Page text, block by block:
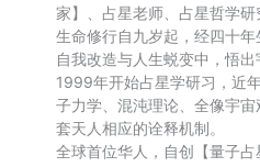
家】、占星老师、占星哲学研
生命修行自九岁起，经四十
自我改造与人生蜕变中，悟出
1999年开始占星学研习，近
子力学、混沌理论、全像宇
套天人相应的诠释机制。
全球首位华人，自创【量子占